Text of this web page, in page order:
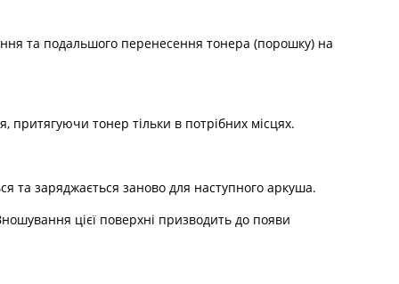
та подальшого перенесення тонера (порошку) на
тонер тільки в потрібних місцях.
та заряджається заново для наступного аркуша.
цієї поверхні призводить до появи